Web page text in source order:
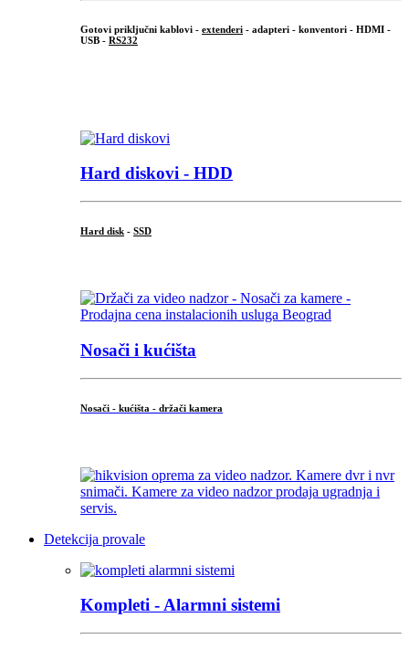
Gotovi priključni kablovi - extenderi - adapteri - konventori - HDMI -
USB - RS232
Hard diskovi - HDD
Hard disk - SSD
Nosači i kućišta
Nosači - kućišta - držači kamera
Detekcija provale
Kompleti - Alarmni sistemi